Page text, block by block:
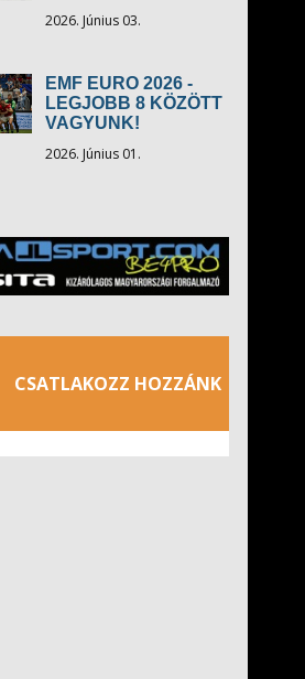
2026. Június 03.
EMF EURO 2026 -
LEGJOBB 8 KÖZÖTT
VAGYUNK!
2026. Június 01.
CSATLAKOZZ HOZZÁNK